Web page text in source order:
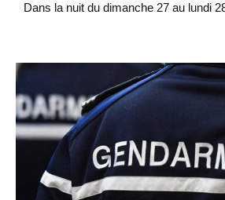
Dans la nuit du dimanche 27 au lundi